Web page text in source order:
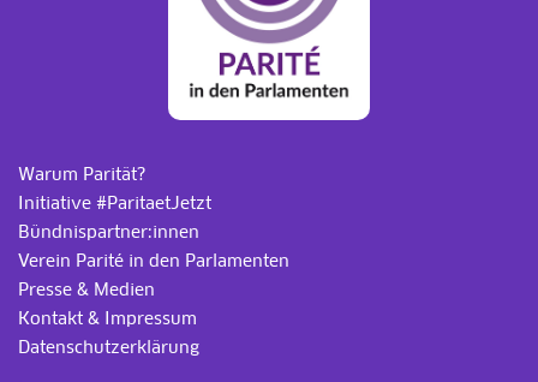
Warum Parität?
Initiative #ParitaetJetzt
Bündnispartner:innen
Verein Parité in den Parlamenten
Presse & Medien
Kontakt & Impressum
Datenschutzerklärung